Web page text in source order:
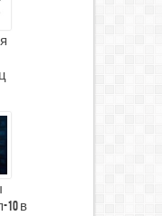
10 в